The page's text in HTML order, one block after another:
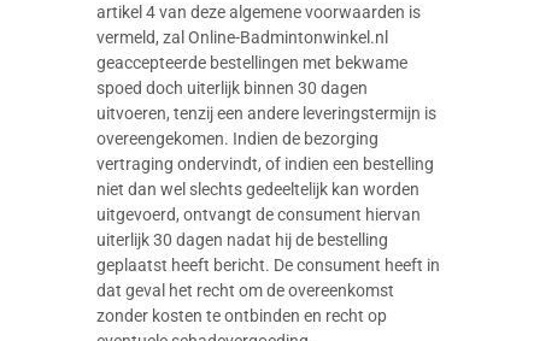
artikel 4 van deze algemene voorwaarden is
vermeld, zal Online-Badmintonwinkel.nl
geaccepteerde bestellingen met bekwame
spoed doch uiterlijk binnen 30 dagen
uitvoeren, tenzij een andere leveringstermijn is
overeengekomen. Indien de bezorging
vertraging ondervindt, of indien een bestelling
niet dan wel slechts gedeeltelijk kan worden
uitgevoerd, ontvangt de consument hiervan
uiterlijk 30 dagen nadat hij de bestelling
geplaatst heeft bericht. De consument heeft in
dat geval het recht om de overeenkomst
zonder kosten te ontbinden en recht op